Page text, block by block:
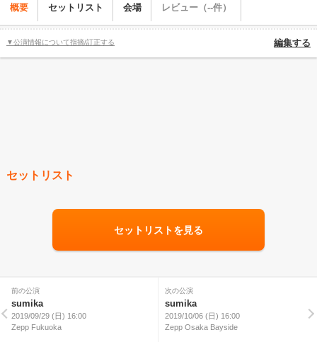
概要 セットリスト 会場 レビュー（--件）
▼公演情報について指摘/訂正する 編集する
セットリスト
セットリストを見る
前の公演
sumika
2019/09/29 (日) 16:00
Zepp Fukuoka
次の公演
sumika
2019/10/06 (日) 16:00
Zepp Osaka Bayside